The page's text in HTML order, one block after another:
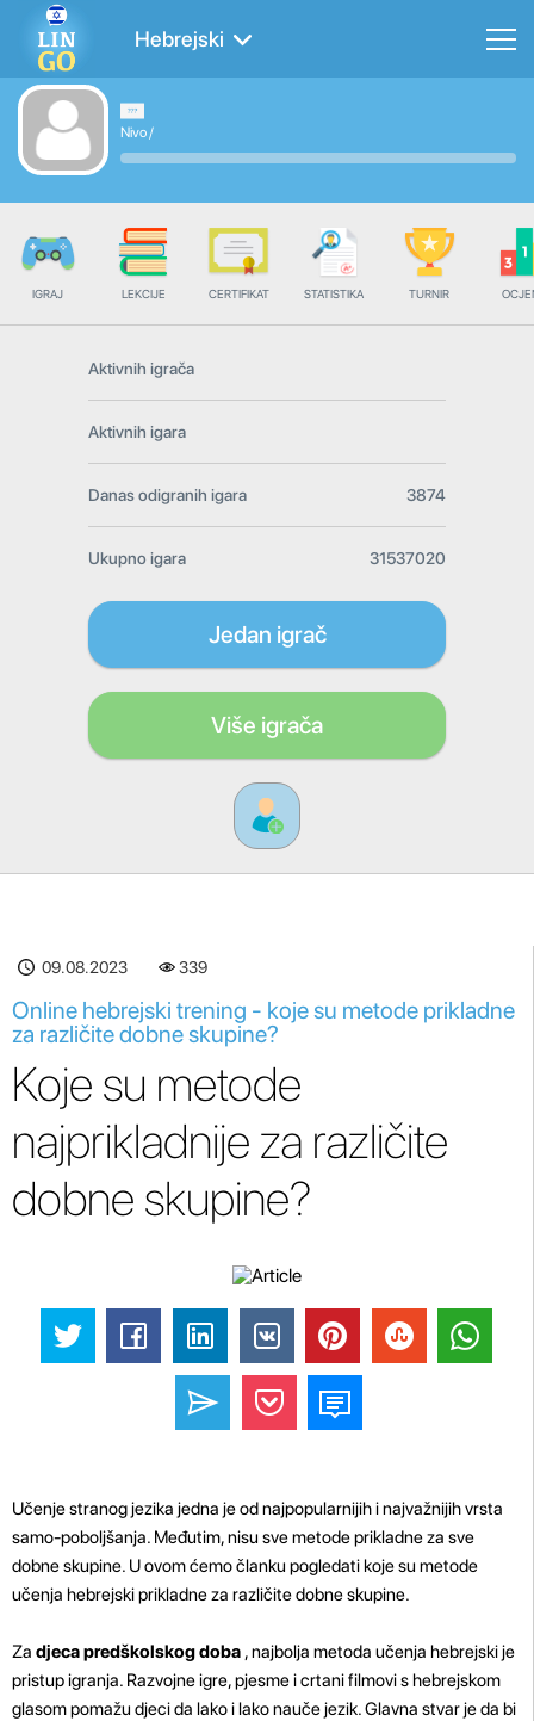
Hebrejski
Nivo/
IGRAJ LEKCIJE CERTIFIKAT STATISTIKA TURNIR
Aktivnih igrača
Aktivnih igara
Danas odigranih igara 3874
Ukupno igara 31537020
Jedan igrač
Više igrača
09.08.2023 339
Online hebrejski trening - koje su metode prikladne
za različite dobne skupine?
Koje su metode
najprikladnije za različite
dobne skupine?
Učenje stranog jezika jedna je od najpopularnijih i najvažnijih vrsta
samo-poboljšanja. Međutim, nisu sve metode prikladne za sve
dobne skupine. U ovom ćemo članku pogledati koje su metode
učenja hebrejski prikladne za različite dobne skupine.
Za djeca predškolskog doba , najbolja metoda učenja hebrejski je
pristup igranja. Razvojne igre, pjesme i crtani filmovi s hebrejskom
glasom pomažu djeci da lako i lako nauče jezik. Glavna stvar je da bi